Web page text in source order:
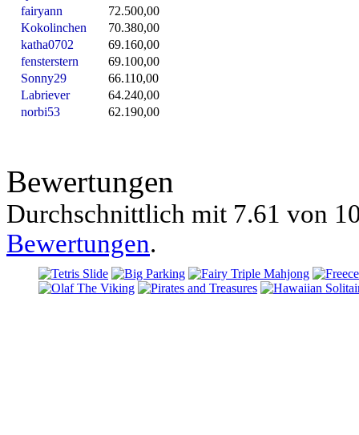
fairyann
72.500,00
Kokolinchen
70.380,00
katha0702
69.160,00
fensterstern
69.100,00
Sonny29
66.110,00
Labriever
64.240,00
norbi53
62.190,00
Bewertungen
Durchschnittlich mit 7.61 von
Bewertungen.